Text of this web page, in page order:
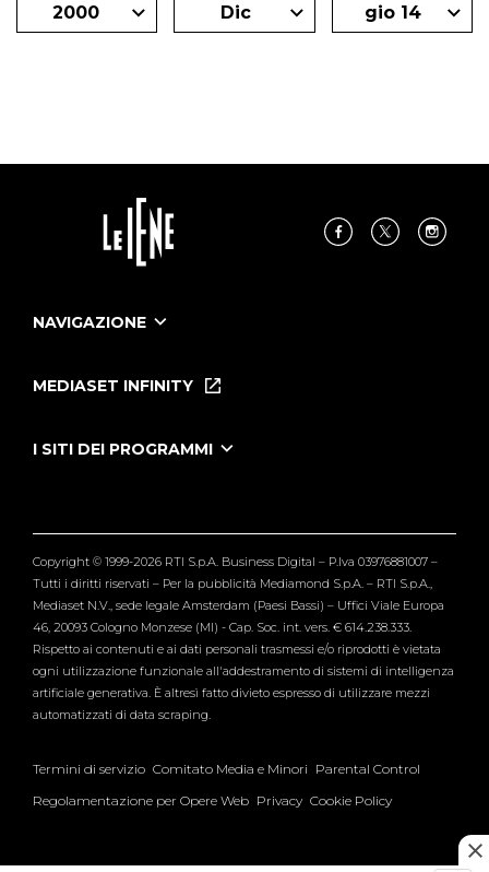
2000 Dic gio 14
NAVIGAZIONE
Le Iene Presentano Inside
Tutti i servizi
MEDIASET INFINITY
I SITI DEI PROGRAMMI
Verissimo
Copyright © 1999-2026 RTI S.p.A. Business Digital – P.Iva 03976881007 –
Tutti i diritti riservati – Per la pubblicità Mediamond S.p.A. – RTI S.p.A.,
Mediaset N.V., sede legale Amsterdam (Paesi Bassi) – Uffici Viale Europa
46, 20093 Cologno Monzese (MI) - Cap. Soc. int. vers. € 614.238.333.
Rispetto ai contenuti e ai dati personali trasmessi e/o riprodotti è vietata
ogni utilizzazione funzionale all'addestramento di sistemi di intelligenza
artificiale generativa. È altresì fatto divieto espresso di utilizzare mezzi
automatizzati di data scraping.
Termini di servizio Comitato Media e Minori Parental Control
Regolamentazione per Opere Web Privacy Cookie Policy